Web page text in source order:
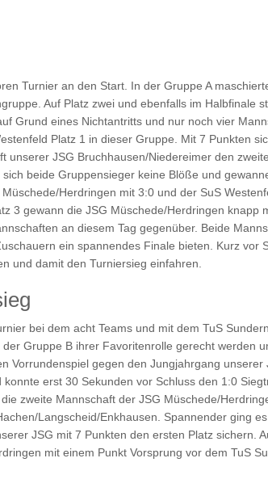
Turnier an den Start. In der Gruppe A
Auf Platz zwei und ebenfalls im Halbfinale
Grund eines Nichtantritts und nur noch vier
Platz 1 in dieser Gruppe. Mit 7 Punkten
unserer JSG Bruchhausen/Niedereimer den
beide Gruppensieger keine Blöße und
Herdringen mit 3:0 und der SuS
3 gewann die JSG Müschede/Herdringen knapp
an diesem Tag gegenüber. Beide
ein spannendes Finale bieten. Kurz vor
und damit den Turniersieg einfahren.
bei dem acht Teams und mit dem TuS
Gruppe B ihrer Favoritenrolle gerecht werden
Vorrundenspiel gegen den Jungjahrgang unserer
erst 30 Sekunden vor Schluss den 1:0
zweite Mannschaft der JSG Müschede/
Langscheid/Enkhausen. Spannender ging
JSG mit 7 Punkten den ersten Platz sichern.
mit einem Punkt Vorsprung vor dem TuS